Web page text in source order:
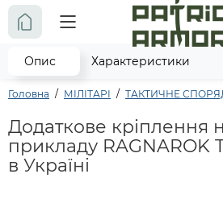
Головна МІЛІТАРІ ТАКТИЧНЕ
Додаткове кріплення
прикладу RAGNAROK
в Україні
Опис Характеристики